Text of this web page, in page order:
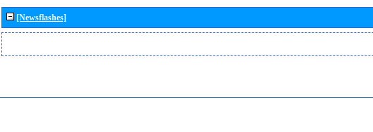
[Newsflashes]